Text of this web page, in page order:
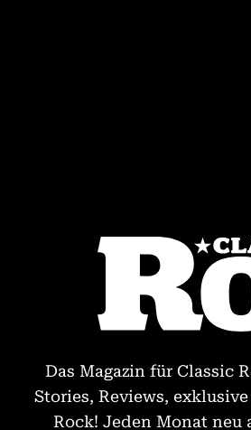
Das Magazin für Classic
Stories, Reviews,
Rock! Jeden Monat